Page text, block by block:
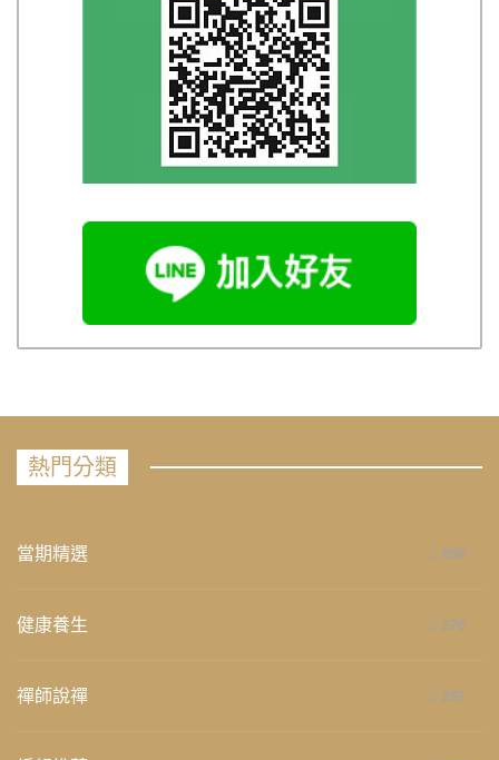
熱門分類
當期精選 658
健康養生 276
禪師說禪 267